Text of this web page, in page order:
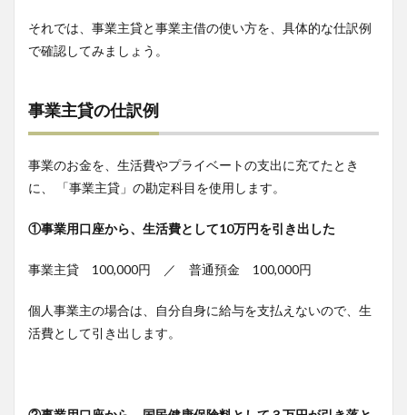
それでは、事業主貸と事業主借の使い方を、具体的な仕訳例
で確認してみましょう。
事業主貸の仕訳例
事業のお金を、生活費やプライベートの支出に充てたとき
に、 「事業主貸」の勘定科目を使用します。
①事業用口座から、生活費として10万円を引き出した
事業主貸 100,000円 ／ 普通預金 100,000円
個人事業主の場合は、自分自身に給与を支払えないので、生
活費として引き出します。